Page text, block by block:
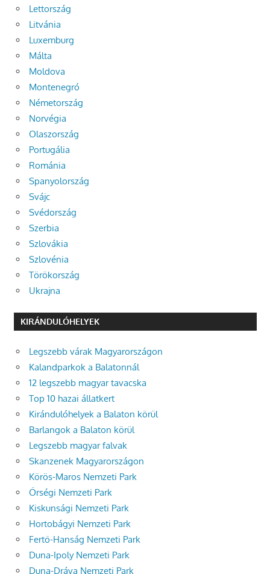
Lettország
Litvánia
Luxemburg
Málta
Moldova
Montenegró
Németország
Norvégia
Olaszország
Portugália
Románia
Spanyolország
Svájc
Svédország
Szerbia
Szlovákia
Szlovénia
Törökország
Ukrajna
KIRÁNDULÓHELYEK
Legszebb várak Magyarországon
Kalandparkok a Balatonnál
12 legszebb magyar tavacska
Top 10 hazai állatkert
Kirándulóhelyek a Balaton körül
Barlangok a Balaton körül
Legszebb magyar falvak
Skanzenek Magyarországon
Körös-Maros Nemzeti Park
Őrségi Nemzeti Park
Kiskunsági Nemzeti Park
Hortobágyi Nemzeti Park
Fertő-Hanság Nemzeti Park
Duna-Ipoly Nemzeti Park
Duna-Dráva Nemzeti Park